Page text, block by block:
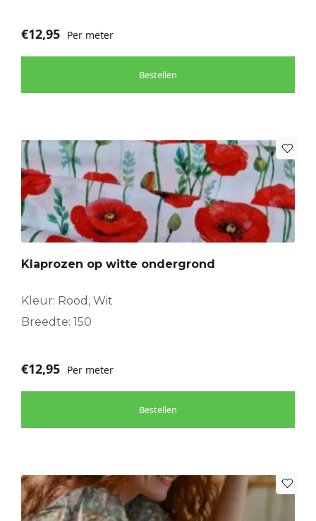
€12,95 Per meter
Bestellen
Klaprozen op witte ondergrond
Kleur: Rood, Wit
Breedte: 150
€12,95 Per meter
Bestellen